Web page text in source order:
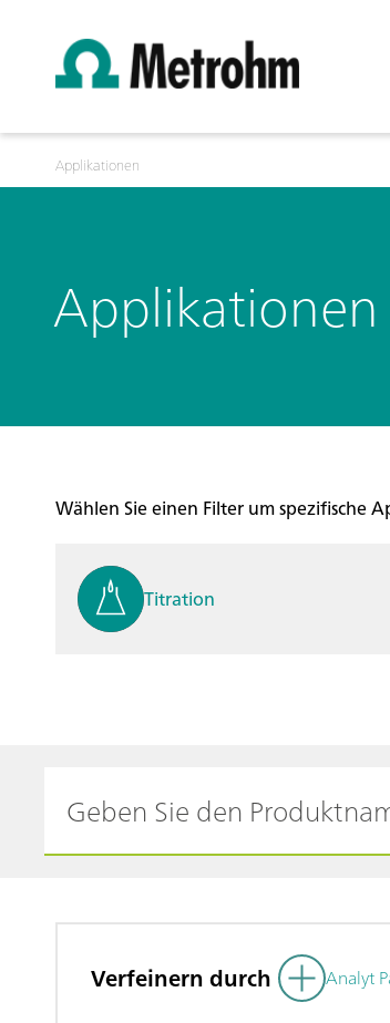
Applikationen
Applikationen
Wählen Sie einen Filter um spezifische
Titration
Verfeinern durch